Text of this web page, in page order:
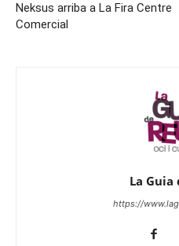
Neksus arriba a La Fira Centre
Comercial
La Guia
https://